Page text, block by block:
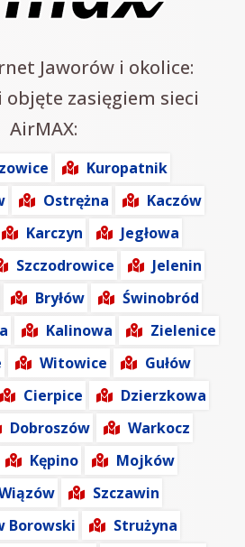
Jaworów i okolice:
objęte zasięgiem sieci
AirMAX:
Kuropatnik
Ostrężna
Kaczów
Karczyn
Jegłowa
Szczodrowice
Jelenin
Bryłów
Świnobród
Kalinowa
Zielenice
Witowice
Gułów
Cierpice
Dzierzkowa
Dobroszów
Warkocz
Kępino
Mojków
Szczawin
Borowski
Strużyna